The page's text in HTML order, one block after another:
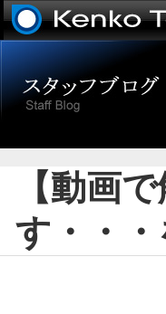
【動画
す・・・